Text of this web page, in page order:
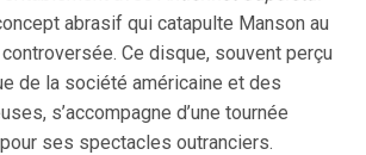
abrasif qui catapulte Manson au
Ce disque, souvent perçu
de la société américaine et des
s’accompagne d’une tournée
ses spectacles outranciers.